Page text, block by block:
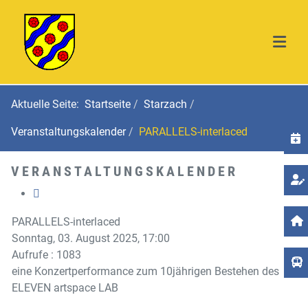
Aktuelle Seite: Startseite Starzach
Veranstaltungskalender PARALLELS-interlaced
VERANSTALTUNGSKALENDER
PARALLELS-interlaced
Sonntag, 03. August 2025, 17:00
Aufrufe : 1083
eine Konzertperformance zum 10jährigen Bestehen des
ELEVEN artspace LAB